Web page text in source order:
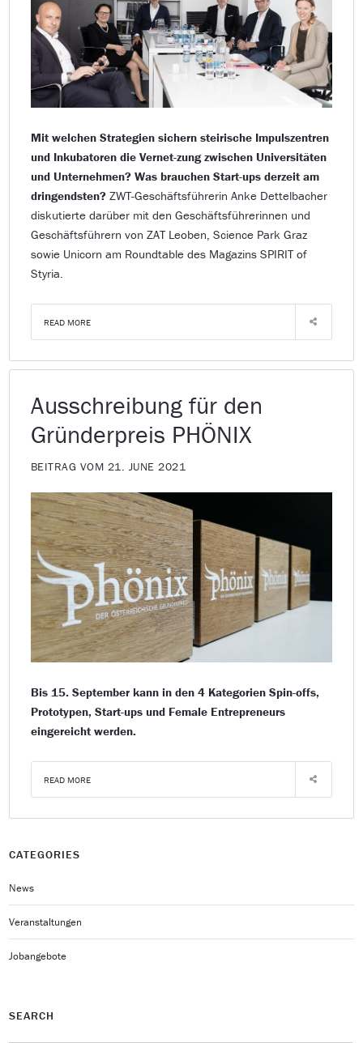
Mit welchen Strategien sichern steirische Impulszentren
und Inkubatoren die Vernet-zung zwischen Universitäten
und Unternehmen? Was brauchen Start-ups derzeit am
dringendsten?ZWT-Geschäftsführerin Anke Dettelbacher
diskutierte darüber mit den Geschäftsführerinnen und
Geschäftsführern von ZAT Leoben, Science Park Graz
sowie Unicorn am Roundtable des Magazins SPIRIT of
Styria.
READ MORE
Ausschreibung für den
Gründerpreis PHÖNIX
BEITRAG VOM 21. JUNE 2021
Bis 15. September kann in den 4 Kategorien Spin-offs,
Prototypen, Start-ups und Female Entrepreneurs
eingereicht werden.
READ MORE
CATEGORIES
News
Veranstaltungen
Jobangebote
SEARCH